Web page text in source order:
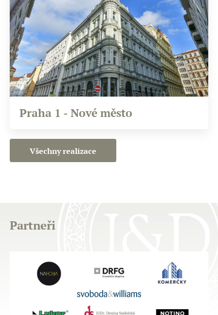
Praha 1 - Nové město
Všechny realizace
Partneři